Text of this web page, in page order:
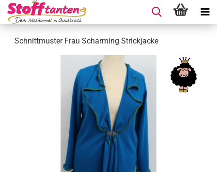
Schnittmuster Frau Scharming Strickjacke